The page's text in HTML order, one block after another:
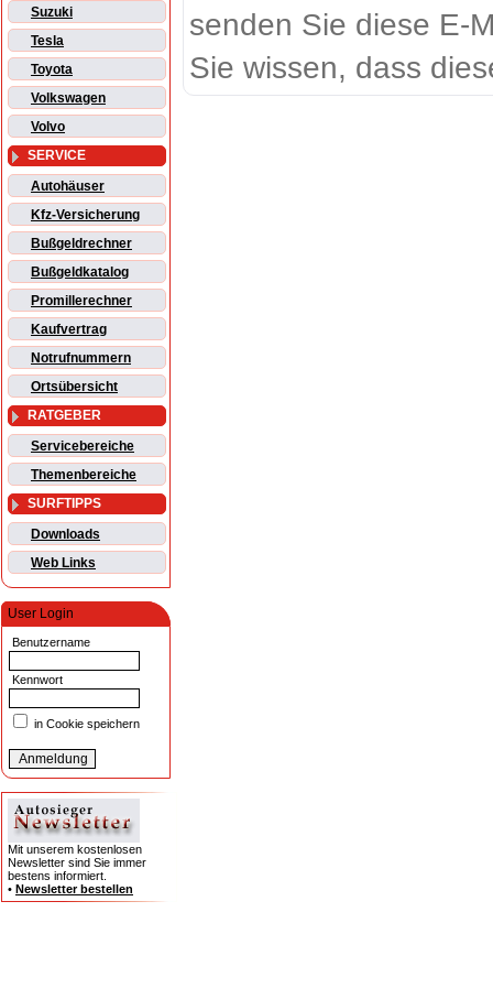
Suzuki
Tesla
Toyota
Volkswagen
Volvo
SERVICE
Autohäuser
Kfz-Versicherung
Bußgeldrechner
Bußgeldkatalog
Promillerechner
Kaufvertrag
Notrufnummern
Ortsübersicht
RATGEBER
Servicebereiche
Themenbereiche
SURFTIPPS
Downloads
Web Links
User Login
Benutzername
Kennwort
in Cookie speichern
Mit unserem kostenlosen
Newsletter sind Sie immer
bestens informiert.
• Newsletter bestellen
senden Sie diese E-
Sie wissen, dass